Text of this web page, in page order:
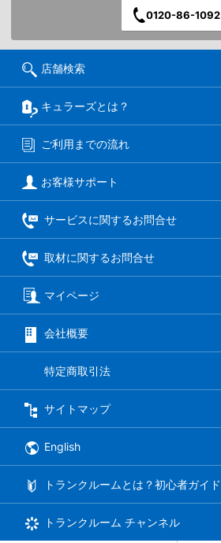
0120-86-1092
店舗検索
キュラーズとは？
ご利用までの流れ
お客様サポート
サービスに関するお問合せ
取材に関するお問合せ
マイページ
会社概要
特定商取引法
サイトマップ
English
トランクルームとは？初心者ガイド
トランクルーム チャンネル